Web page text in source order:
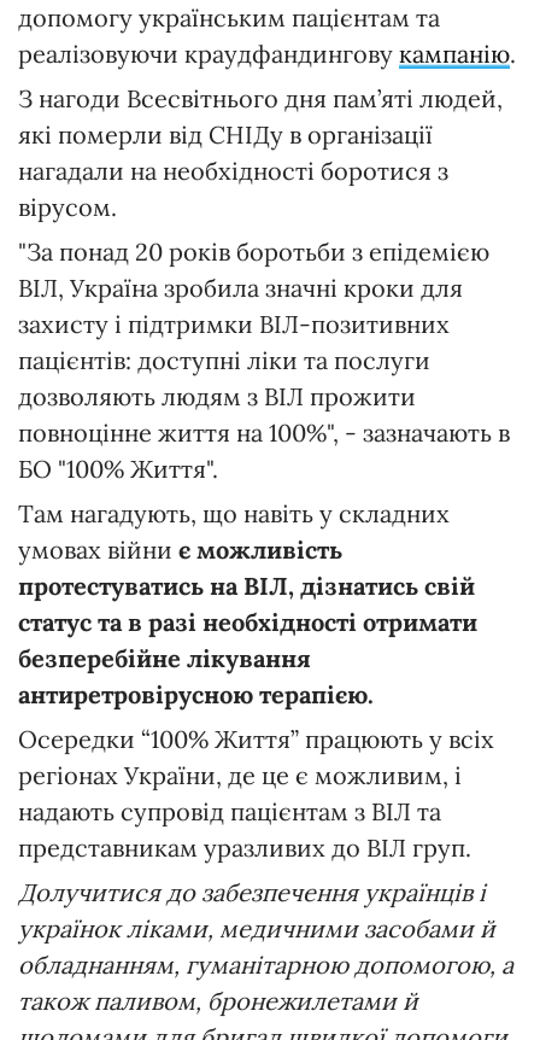
допомогу українським пацієнтам та
реалізовуючи краудфандингову кампанію.
З нагоди Всесвітнього дня пам’яті людей,
які померли від СНІДу в організації
нагадали на необхідності боротися з
вірусом.
"За понад 20 років боротьби з епідемією
ВІЛ, Україна зробила значні кроки для
захисту і підтримки ВІЛ-позитивних
пацієнтів: доступні ліки та послуги
дозволяють людям з ВІЛ прожити
повноцінне життя на 100%", - зазначають в
БО "100% Життя".
Там нагадують, що навіть у складних
умовах війни є можливість
протестуватись на ВІЛ, дізнатись свій
статус та в разі необхідності отримати
безперебійне лікування
антиретровірусною терапією.
Осередки “100% Життя” працюють у всіх
регіонах України, де це є можливим, і
надають супровід пацієнтам з ВІЛ та
представникам уразливих до ВІЛ груп.
Долучитися до забезпечення українців і
українок ліками, медичними засобами й
обладнанням, гуманітарною допомогою, а
також паливом, бронежилетами й